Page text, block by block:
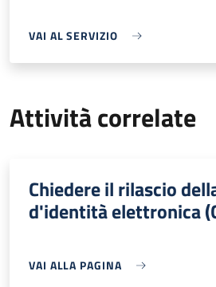
VAI AL SERVIZIO
Attività correlate
Chiedere il rilascio
d'identità elettronica
VAI ALLA PAGINA